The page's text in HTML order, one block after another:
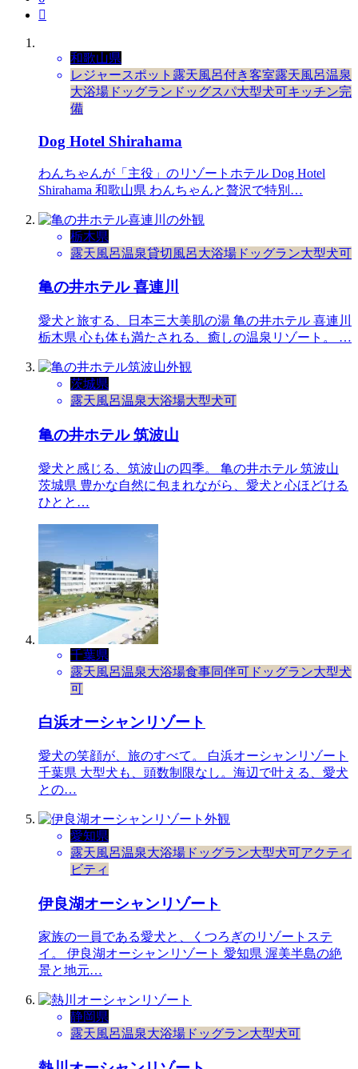

和歌山県
レジャースポット 露天風呂付き客室露天風呂温泉
大浴場 ドッグラン ドッグスパ大型犬可キッチン完
備
Dog Hotel Shirahama
わんちゃんが「主役」のリゾートホテル Dog Hotel
Shirahama 和歌山県 わんちゃんと贅沢で特別…
栃木県
露天風呂温泉貸切風呂大浴場 ドッグラン大型犬可
亀の井ホテル 喜連川
愛犬と旅する、日本三大美肌の湯 亀の井ホテル 喜連川
栃木県 心も体も満たされる、癒しの温泉リゾート。 …
茨城県
露天風呂温泉大浴場大型犬可
亀の井ホテル 筑波山
愛犬と感じる、筑波山の四季。 亀の井ホテル 筑波山
茨城県 豊かな自然に包まれながら、愛犬と心ほどける
ひとと…
千葉県
露天風呂温泉大浴場食事同伴可 ドッグラン大型犬
可
白浜オーシャンリゾート
愛犬の笑顔が、旅のすべて。 白浜オーシャンリゾート
千葉県 大型犬も、頭数制限なし。海辺で叶える、愛犬
との…
愛知県
露天風呂温泉大浴場 ドッグラン大型犬可アクティ
ビティ
伊良湖オーシャンリゾート
家族の一員である愛犬と、くつろぎのリゾートステ
イ。 伊良湖オーシャンリゾート 愛知県 渥美半島の絶
景と地元…
静岡県
露天風呂温泉大浴場 ドッグラン大型犬可